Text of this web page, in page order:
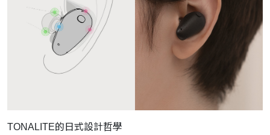
TONALITE的日式設計哲學